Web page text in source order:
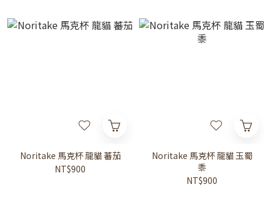
Noritake 馬克杯 龍貓 蕃茄
NT$900
Noritake 馬克杯 龍貓 玉蜀
黍
NT$900